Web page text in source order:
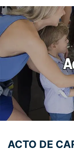
ACTO DE